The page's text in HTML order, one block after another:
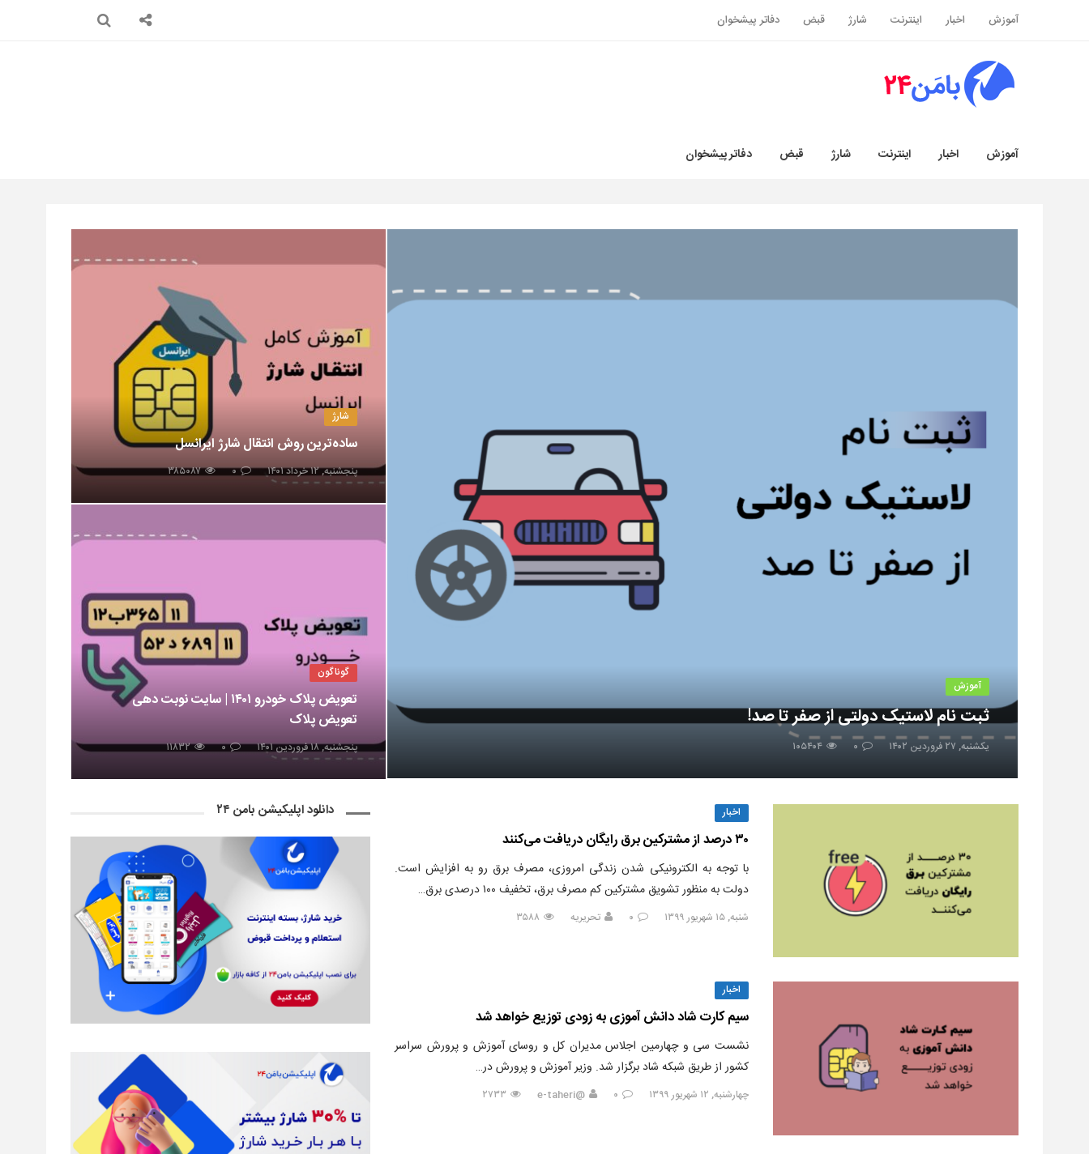
آموزش اخبار اینترنت شارژ قبض دفاتر پیشخوان
آموزش اخبار اینترنت شارژ قبض دفاتر پیشخوان
آموزش
ثبت نام لاستیک دولتی از صفر تا صد!
یکشنبه, ۲۷ فروردین ۱۴۰۲ ۰ ۱۰۵۴۰۴
شارژ
ساده‌ترین روش انتقال شارژ ایرانسل
پنجشنبه, ۱۲ خرداد ۱۴۰۱ ۰ ۳۸۵۰۸۷
گوناگون
تعویض پلاک خودرو ۱۴۰۱ | سایت نوبت دهی
تعویض پلاک
پنجشنبه, ۱۸ فروردین ۱۴۰۱ ۰ ۱۱۸۳۲
اخبار
۳۰ درصد از مشترکین برق رایگان دریافت می‌کنند
با توجه به الکترونیکی شدن زندگی امروزی، مصرف برق رو به افزایش است.
دولت به منظور تشویق مشترکین کم مصرف برق، تخفیف ۱۰۰ درصدی برق…
شنبه, ۱۵ شهریور ۱۳۹۹ ۰ تحریریه ۳۵۸۸
اخبار
سیم کارت شاد دانش آموزی به زودی توزیع خواهد شد
نشست سی و چهارمین اجلاس مدیران کل و روسای آموزش و پرورش سراسر
کشور از طریق شبکه شاد برگزار شد. وزیر آموزش و پرورش در…
چهارشنبه, ۱۲ شهریور ۱۳۹۹ ۰ @e-taheri ۲۷۳۳
دانلود اپلیکیشن بامن ۲۴